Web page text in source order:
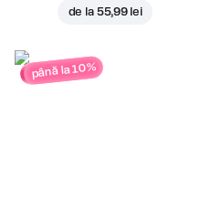
de la 55,99 lei
până la 10%